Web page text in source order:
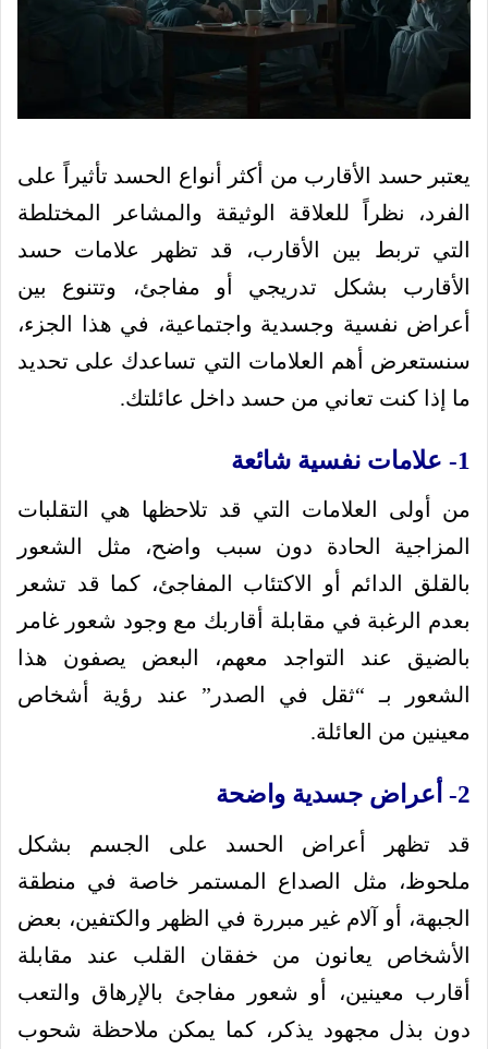
يعتبر حسد الأقارب من أكثر أنواع الحسد تأثيراً على
الفرد، نظراً للعلاقة الوثيقة والمشاعر المختلطة
التي تربط بين الأقارب، قد تظهر علامات حسد
الأقارب بشكل تدريجي أو مفاجئ، وتتنوع بين
أعراض نفسية وجسدية واجتماعية، في هذا الجزء،
سنستعرض أهم العلامات التي تساعدك على تحديد
ما إذا كنت تعاني من حسد داخل عائلتك.
1- علامات نفسية شائعة
من أولى العلامات التي قد تلاحظها هي التقلبات
المزاجية الحادة دون سبب واضح، مثل الشعور
بالقلق الدائم أو الاكتئاب المفاجئ، كما قد تشعر
بعدم الرغبة في مقابلة أقاربك مع وجود شعور غامر
بالضيق عند التواجد معهم، البعض يصفون هذا
الشعور بـ “ثقل في الصدر” عند رؤية أشخاص
معينين من العائلة.
2- أعراض جسدية واضحة
قد تظهر أعراض الحسد على الجسم بشكل
ملحوظ، مثل الصداع المستمر خاصة في منطقة
الجبهة، أو آلام غير مبررة في الظهر والكتفين، بعض
الأشخاص يعانون من خفقان القلب عند مقابلة
أقارب معينين، أو شعور مفاجئ بالإرهاق والتعب
دون بذل مجهود يذكر، كما يمكن ملاحظة شحوب